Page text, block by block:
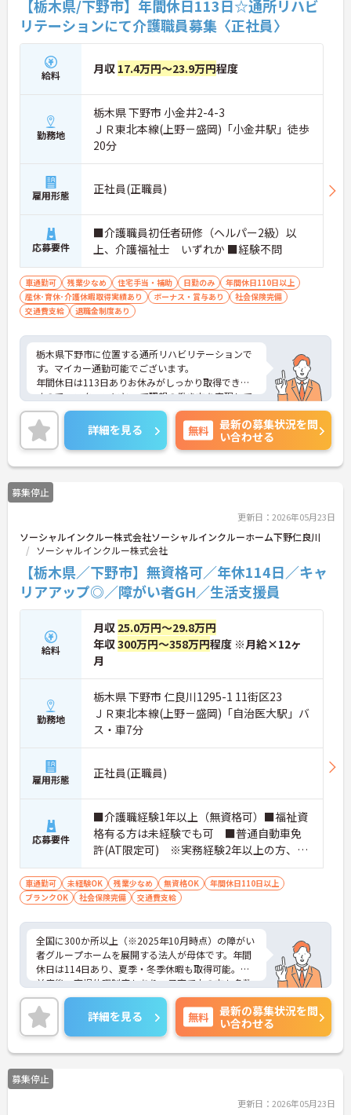
す。
★おすすめPOINT★
・広域支援員として複数のホームを巡るため、各ホ
ームのパートスタッフの教育やサポートにも携わる
ことができ、現場の介助業務にとどまらず、施設運
営や人材育成の視点を養うことで、将来のエリアマ
ネージャー候補としてのステップアップに直結しま
す。
・定年70歳、再雇用75歳までという業界屈指の制度
があり、20代から60代まで幅広い年代が活躍してい
なく長期的なキャリアを築いていただけます。
・全施設がバリアフリー設計かつ最新設備を備えて
おり、清潔感にあふれた美しい環境です。ハード面
に加え、ソフト面でも「献立の事前決定・レシピ完
備」により現場の負担が大幅に軽減されています。
ご利用者様の安全性はもちろん、働くスタッフにと
っても身体的負担が少なく、高いモチベーションを
保って業務に集中できます。
【栃木県/下野市】年間休日113日☆通所リハビ
リテーションにて介護職員募集〈正社員〉
給料 月収 17.4万円～23.9万円程度
勤務地
栃木県 下野市 小金井2-4-3
ＪＲ東北本線(上野－盛岡)「小金井駅」徒歩
20分
雇用形態 正社員(正職員)
応募要件
■介護職員初任者研修（ヘルパー2級）以
上、介護福祉士 いずれか ■経験不問
車通勤可 残業少なめ 住宅手当・補助 日勤のみ
年間休日110日以上
産休･育休･介護休暇取得実績あり
ボーナス・賞与あり
社会保険完備
交通費支給
退職金制度あり
栃木県下野市に位置する通所リハビリテーションで
す。マイカー通勤可能でございます。
年間休日は113日ありお休みがしっかり取得できま
すので、スタッフにとって理想の働き方を実現して
います。
昇給や賞与制度があり頑張りが評価されてしっかり
と職員に還元されます。賞与は計4.2ヶ月分の支給実
績と嬉しい高待遇です。
ご興味のある方には、面接対策ポイントなど、さら
に詳細をお話しいたしますのでお気軽にご相談くだ
さい！
詳細を見る 無料
最新の募集状況を問
い合わせる
募集停止
更新日：2026年05月23日
ソーシャルインクルー株式会社ソーシャルインクルーホーム下野仁良川
ソーシャルインクルー株式会社
【栃木県／下野市】無資格可／年休114日／キャ
リアアップ◎／障がい者GH／生活支援員
給料
月収 25.0万円～29.8万円
年収300万円～358万円程度 ※月給×12ヶ
月
勤務地
栃木県 下野市 仁良川1295-1 11街区23
ＪＲ東北本線(上野－盛岡)「自治医大駅」バ
ス・車7分
雇用形態 正社員(正職員)
応募要件
■介護職経験1年以上（無資格可）■福祉資
格有る方は未経験でも可 ■普通自動車免
許(AT限定可) ※実務経験2年以上の方、障
がい者福祉に関する経験をお持ちの方大歓
迎
車通勤可 未経験OK 残業少なめ 無資格OK
年間休日110日以上
ブランクOK
社会保険完備 交通費支給
全国に300か所以上（※2025年10月時点）の障がい
者グループホームを展開する法人が母体です。年間
休日は114日あり、夏季・冬季休暇も取得可能。産
前産後・育児休暇制度もあり、子育て中の方も多数
活躍中で、ワークライフバランスを大切にしながら
働ける環境が整っています。研修制度や外部勉強会
の受講支援もあり、スキルアップもしっかりサポー
ト。将来的には管理者やエリアマネージャーへのキ
ャリアアップも目指せます。20代から60代まで幅広
い年代のスタッフが活躍しており、和やかな雰囲気
の職場です。介護経験を活かしたい方、福祉の資格
詳細を見る 無料
最新の募集状況を問
い合わせる
募集停止
更新日：2026年05月23日